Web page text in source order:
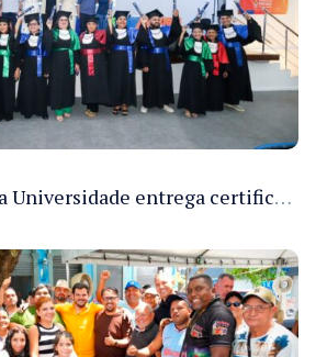
Programa Bolsa Universidade entrega certificados a formandos em Manaus na sede do Executivo municipal